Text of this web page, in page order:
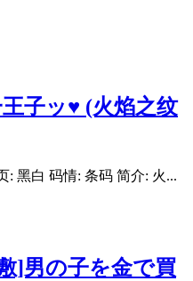
子ッ♥ (火焰之纹
: 黑白 码情: 条码 简介: 火...
]男の子を金で買